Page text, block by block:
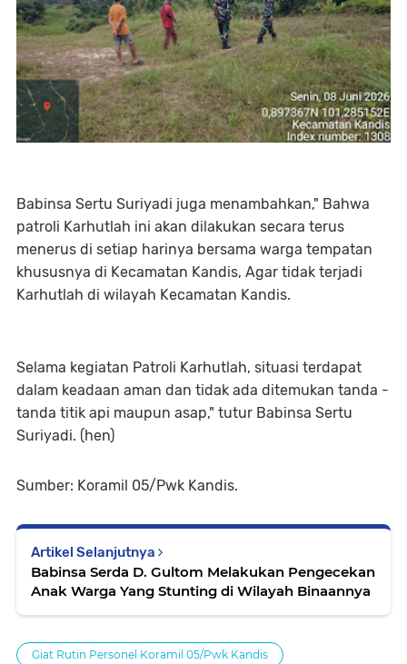
Babinsa Sertu Suriyadi juga menambahkan," Bahwa
patroli Karhutlah ini akan dilakukan secara terus
menerus di setiap harinya bersama warga tempatan
khususnya di Kecamatan Kandis, Agar tidak terjadi
Karhutlah di wilayah Kecamatan Kandis.
Selama kegiatan Patroli Karhutlah, situasi terdapat
dalam keadaan aman dan tidak ada ditemukan tanda -
tanda titik api maupun asap," tutur Babinsa Sertu
Suriyadi. (hen)
Sumber: Koramil 05/Pwk Kandis.
Artikel Selanjutnya
Babinsa Serda D. Gultom Melakukan Pengecekan
Anak Warga Yang Stunting di Wilayah Binaannya
Giat Rutin Personel Koramil 05/Pwk Kandis